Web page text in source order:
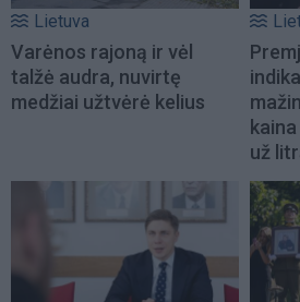
Lietuva
Varėnos rajoną ir vėl
talžė audra, nuvirtę
medžiai užtvėrė kelius
už